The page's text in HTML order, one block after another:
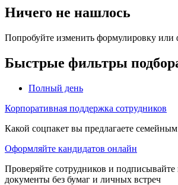
Ничего не нашлось
Попробуйте изменить формулировку или
Быстрые фильтры
Полный день
Корпоративная поддержка сотрудников
Какой соцпакет вы предлагаете
Оформляйте кандидатов онлайн
Проверяйте сотрудников и подписывайте
документы без бумаг и личных встреч